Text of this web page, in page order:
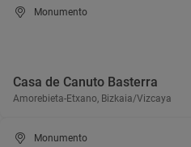
Monumento
Casa de Canuto Basterra
Amorebieta-Etxano, Bizkaia/Vizcaya
Monumento